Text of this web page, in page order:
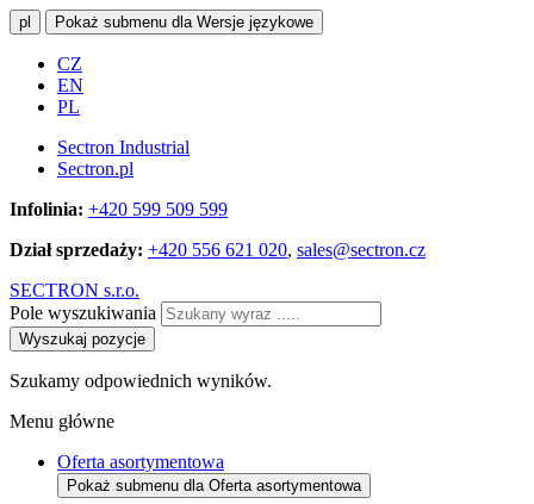
pl Pokaż submenu dla Wersje językowe
CZ
EN
PL
Sectron Industrial
Sectron.pl
Infolinia: +420 599 509 599
Dział sprzedaży: +420 556 621 020, sales@sectron.cz
SECTRON s.r.o.
Pole wyszukiwania
Wyszukaj pozycje
Szukamy odpowiednich wyników.
Menu główne
Oferta asortymentowa
Pokaż submenu dla Oferta asortymentowa